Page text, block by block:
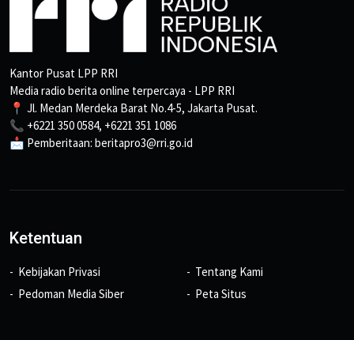
Kantor Pusat LPP RRI
Media radio berita online terpercaya - LPP RRI
📍 Jl. Medan Merdeka Barat No.4-5, Jakarta Pusat.
📞 +6221 350 0584, +6221 351 1086
📩 Pemberitaan: beritapro3@rri.go.id
Ketentuan
Kebijakan Privasi
Pedoman Media Siber
Tentang Kami
Peta Situs